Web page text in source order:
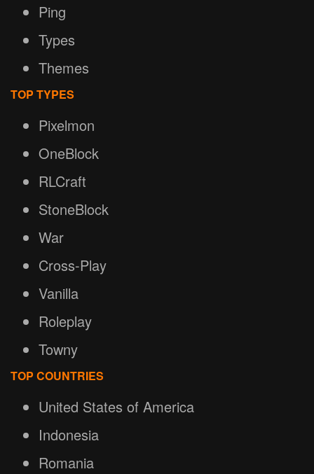
Ping
Types
Themes
TOP TYPES
Pixelmon
OneBlock
RLCraft
StoneBlock
War
Cross-Play
Vanilla
Roleplay
Towny
TOP COUNTRIES
United States of America
Indonesia
Romania